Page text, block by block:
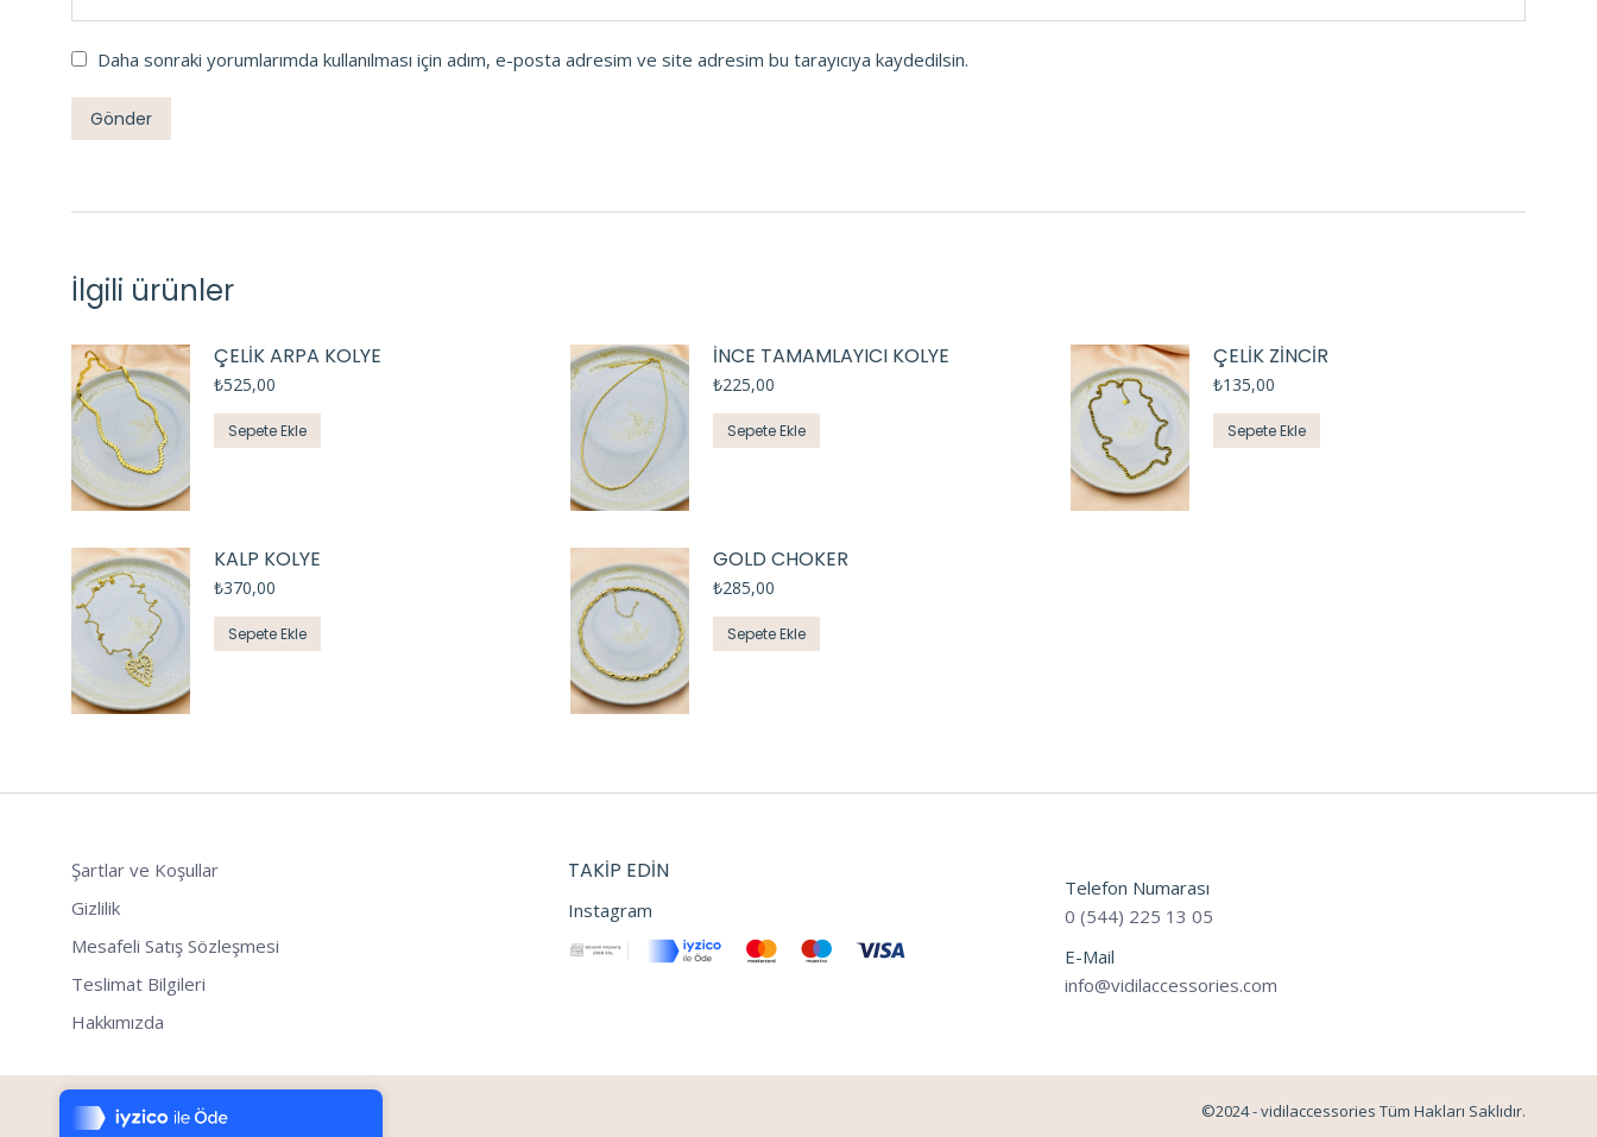
7/24 Canlı Destek
%100 Sorunsuz Alışveriş
Daha sonraki yorumlarımda kullanılması için adım, e-posta adresim ve site adresim bu tarayıcıya kaydedilsin.
İlgili ürünler
ÇELİK ARPA KOLYE
₺525,00
Sepete Ekle
İNCE TAMAMLAYICI KOLYE
₺225,00
Sepete Ekle
ÇELİK ZİNCİR
₺135,00
Sepete Ekle
KALP KOLYE
₺370,00
Sepete Ekle
GOLD CHOKER
₺285,00
Sepete Ekle
Şartlar ve Koşullar
Gizlilik
Mesafeli Satış Sözleşmesi
Teslimat Bilgileri
Hakkımızda
TAKIP EDIN
Instagram
Telefon Numarası
0 (544) 225 13 05
E-Mail
info@vidilaccessories.com
©2024 - vidilaccessories Tüm Hakları Saklıdır.